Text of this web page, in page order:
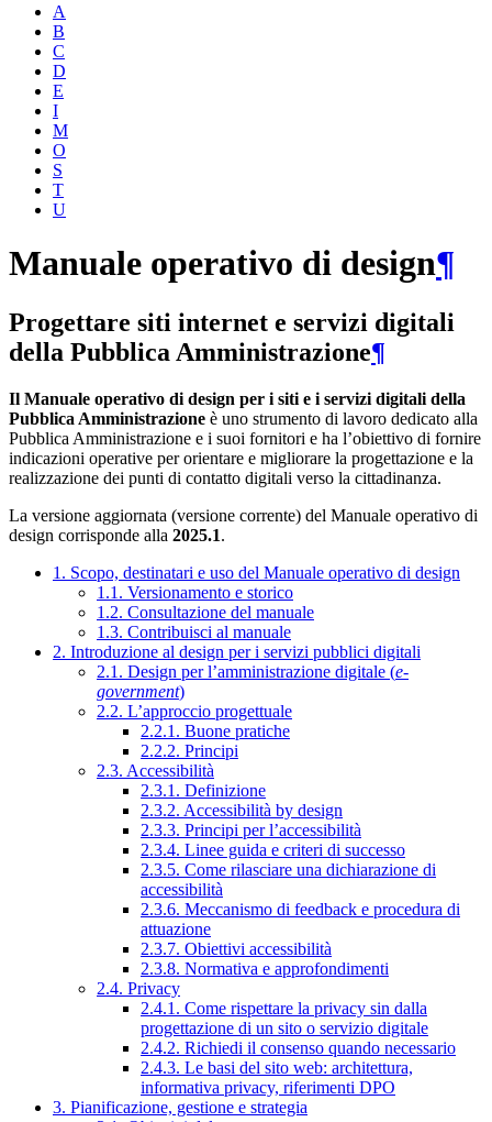
A
B
C
D
E
I
M
O
S
T
U
Manuale operativo di design¶
Progettare siti internet e servizi digitali
della Pubblica Amministrazione¶
Il Manuale operativo di design per i siti e i servizi digitali della
Pubblica Amministrazione è uno strumento di lavoro dedicato alla
Pubblica Amministrazione e i suoi fornitori e ha l’obiettivo di fornire
indicazioni operative per orientare e migliorare la progettazione e la
realizzazione dei punti di contatto digitali verso la cittadinanza.
La versione aggiornata (versione corrente) del Manuale operativo di
design corrisponde alla 2025.1.
1. Scopo, destinatari e uso del Manuale operativo di design
1.1. Versionamento e storico
1.2. Consultazione del manuale
1.3. Contribuisci al manuale
2. Introduzione al design per i servizi pubblici digitali
2.1. Design per l’amministrazione digitale (e-
government)
2.2. L’approccio progettuale
2.2.1. Buone pratiche
2.2.2. Principi
2.3. Accessibilità
2.3.1. Definizione
2.3.2. Accessibilità by design
2.3.3. Principi per l’accessibilità
2.3.4. Linee guida e criteri di successo
2.3.5. Come rilasciare una dichiarazione di
accessibilità
2.3.6. Meccanismo di feedback e procedura di
attuazione
2.3.7. Obiettivi accessibilità
2.3.8. Normativa e approfondimenti
2.4. Privacy
2.4.1. Come rispettare la privacy sin dalla
progettazione di un sito o servizio digitale
2.4.2. Richiedi il consenso quando necessario
2.4.3. Le basi del sito web: architettura,
informativa privacy, riferimenti DPO
3. Pianificazione, gestione e strategia